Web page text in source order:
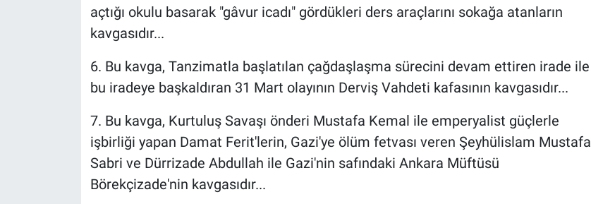
açtığı okulu basarak "gâvur icadı" gördükleri ders araçlarını sokağa atanların
kavgasıdır...
6. Bu kavga, Tanzimatla başlatılan çağdaşlaşma sürecini devam ettiren irade ile
bu iradeye başkaldıran 31 Mart olayının Derviş Vahdeti kafasının kavgasıdır...
7. Bu kavga, Kurtuluş Savaşı önderi Mustafa Kemal ile emperyalist güçlerle
işbirliği yapan Damat Ferit'lerin, Gazi'ye ölüm fetvası veren Şeyhülislam Mustafa
Sabri ve Dürrizade Abdullah ile Gazi'nin safındaki Ankara Müftüsü
Börekçizade'nin kavgasıdır...